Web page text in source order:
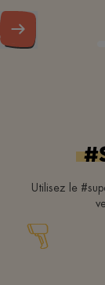
Utilisez le